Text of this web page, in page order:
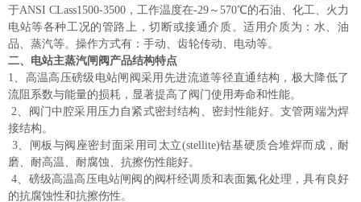
于ANSI CLass1500-3500，工作温度在-29～570℃的石油、化工、火力
电站等各种工况的管路上，切断或接通介质。适用介质为：水、油
品、蒸汽等。操作方式有：手动、齿轮传动、电动等。
二、电站主蒸汽闸阀产品结构特点
1、高温高压磅级电站闸阀采用先进流道等径直通结构，极大降低了
流阻系数与能量的损耗，显著提高了阀门使用寿命和性能。
2、阀门中腔采用压力自紧式密封结构、密封性能好。支管两端为焊
接结构。
3、闸板与阀座密封面采用司太立(stellite)钴基硬质合堆焊而成，耐
磨、耐高温、耐腐蚀、抗擦伤性能好。
4、磅级高温高压电站闸阀的阀杆经调质和表面氮化处理，具有良好
的抗腐蚀性和抗擦伤性。